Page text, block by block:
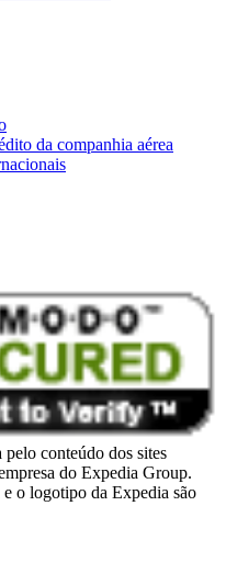
da companhia aérea
conteúdo dos sites
do Expedia Group.
o logotipo da Expedia são